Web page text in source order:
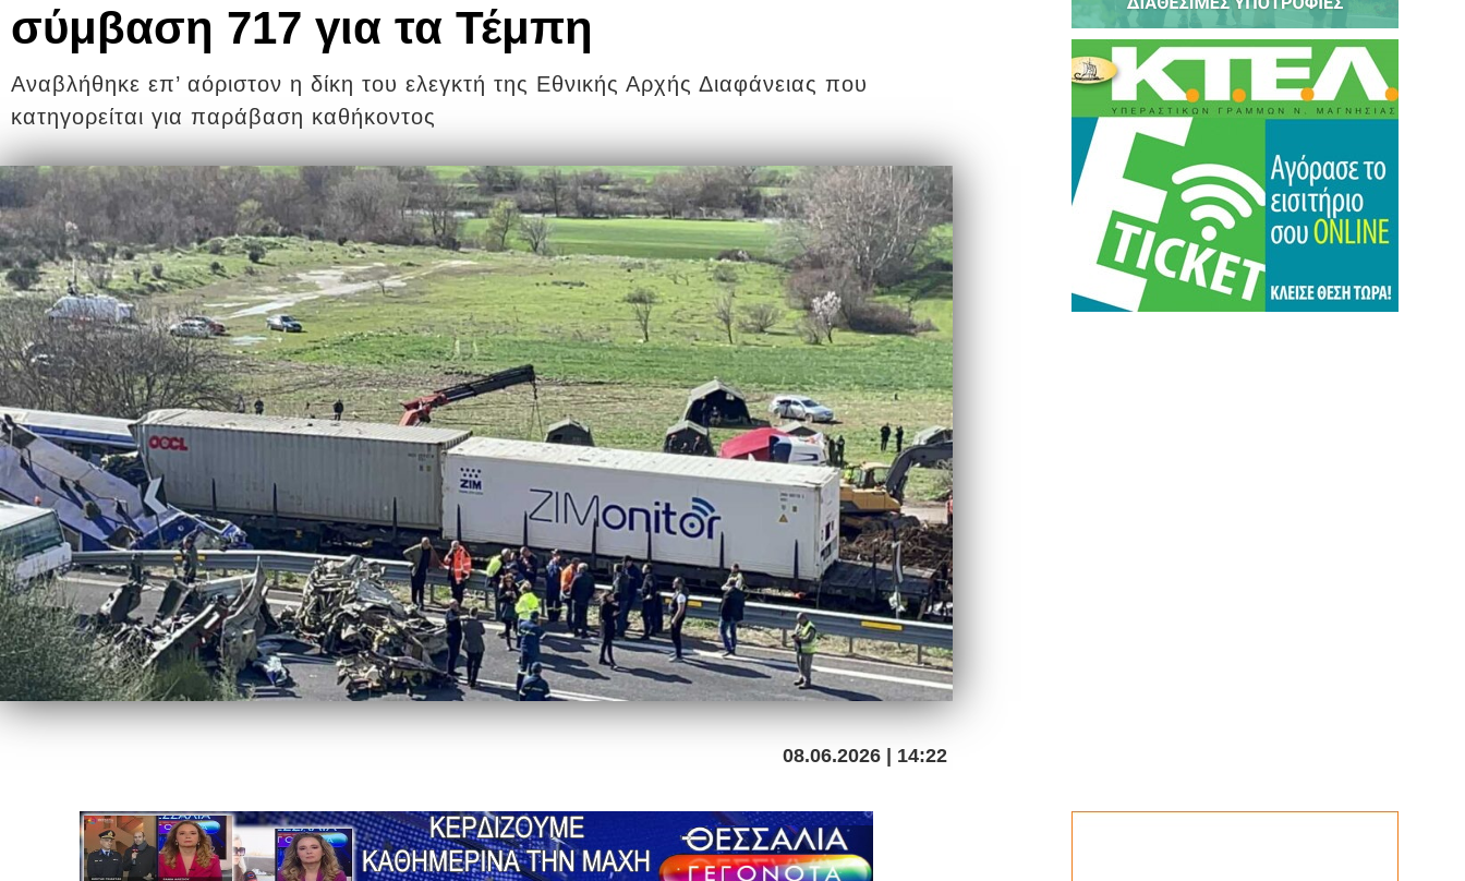
σύμβαση 717 για τα Τέμπη
Αναβλήθηκε επ’ αόριστον η δίκη του ελεγκτή της Εθνικής Αρχής Διαφάνειας που
κατηγορείται για παράβαση καθήκοντος
08.06.2026 | 14:22